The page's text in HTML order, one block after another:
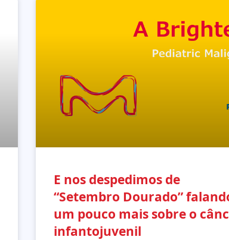
E nos despedimos de
“Setembro Dourado”
um pouco mais sobre o
infantojuvenil